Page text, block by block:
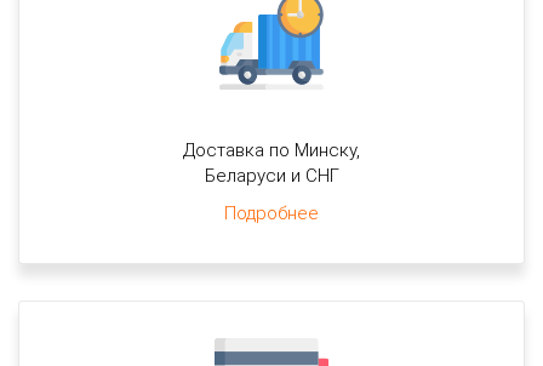
Доставка по Минску,
Беларуси и СНГ
Подробнее